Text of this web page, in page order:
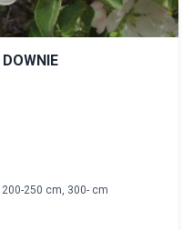
250 cm, 300- cm